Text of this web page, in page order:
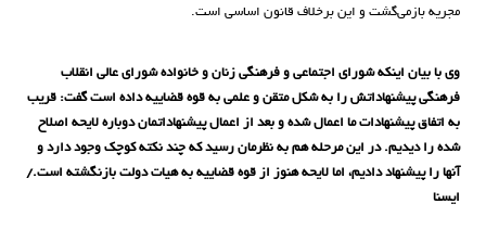
مجریه بازمی‌گشت و این برخلاف قانون اساسی است.
وی با بیان اینکه شورای اجتماعی و فرهنگی زنان و خانواده شورای عالی انقلاب
فرهنگی پیشنهاداتش را به شکل متقن و علمی به قوه قضاییه داده است گفت: قریب
به اتفاق پیشنهادات ما اعمال شده و بعد از اعمال پیشنهاداتمان دوباره لایحه اصلاح
شده را دیدیم. در این مرحله هم به نظرمان رسید که چند نکته کوچک وجود دارد و
آنها را پیشنهاد دادیم، اما لایحه هنوز از قوه قضاییه به هیات دولت بازنگشته است./
ایسنا